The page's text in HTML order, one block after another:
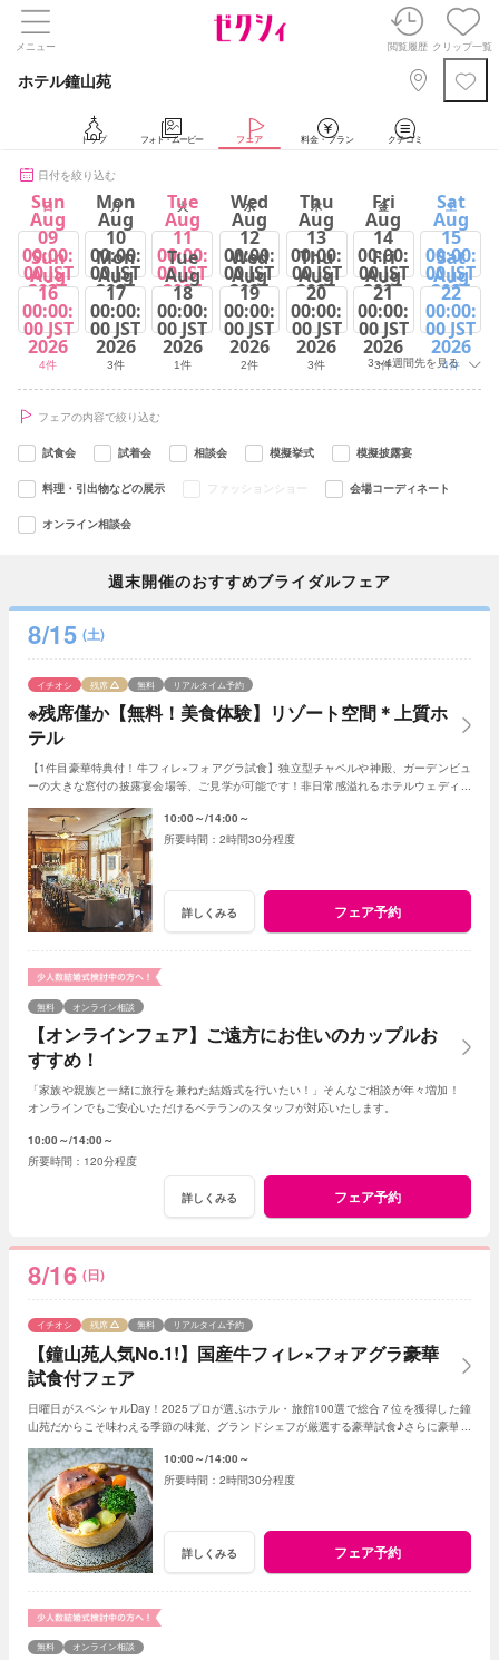
メニュー 閲覧履歴 クリップ一覧
ホテル鐘山苑
トップ フォト・ムービー フェア 料金・プラン クチコミ
日付を絞り込む
日 月 火 水 木 金 土
Sun
Aug
09
00:00:
00 JST
2026
4件
Mon
Aug
10
00:00:
00 JST
2026
3件
Tue
Aug
11
00:00:
00 JST
2026
4件
Wed
Aug
12
00:00:
00 JST
2026
2件
Thu
Aug
13
00:00:
00 JST
2026
3件
Fri
Aug
14
00:00:
00 JST
2026
3件
Sat
Aug
15
00:00:
00 JST
2026
4件
Sun
Aug
16
00:00:
00 JST
2026
4件
Mon
Aug
17
00:00:
00 JST
2026
3件
Tue
Aug
18
00:00:
00 JST
2026
1件
Wed
Aug
19
00:00:
00 JST
2026
2件
Thu
Aug
20
00:00:
00 JST
2026
3件
Fri
Aug
21
00:00:
00 JST
2026
3件
Sat
Aug
22
00:00:
00 JST
2026
4件
3～4週間先を見る
フェアの内容で絞り込む
試食会 試着会 相談会 模擬挙式 模擬披露宴
料理・引出物などの展示 ファッションショー 会場コーディネート
オンライン相談会
週末開催のおすすめブライダルフェア
8/15 (土)
※残席僅か【無料！美食体験】リゾート空間＊上質ホ
テル
イチオシ 残席 無料 リアルタイム予約
【1件目豪華特典付！牛フィレ×フォアグラ試食】独立型チャペルや神殿、ガーデンビュ
ーの大きな窓付の披露宴会場等、ご見学が可能です！非日常感溢れるホテルウェディン
10:00～ 14:00～
2時間30分程度
詳しくみる フェア予約
【オンラインフェア】ご遠方にお住いのカップルお
すすめ！
無料 オンライン相談
「家族や親族と一緒に旅行を兼ねた結婚式を行いたい！」そんなご相談が年々増加！
オンラインでもご安心いただけるベテランのスタッフが対応いたします。
10:00～ 14:00～
120分程度
詳しくみる フェア予約
8/16 (日)
【鐘山苑人気No.1!】国産牛フィレ×フォアグラ豪華
試食付フェア
イチオシ 残席 無料 リアルタイム予約
日曜日がスペシャルDay！2025プロが選ぶホテル・旅館100選で総合７位を獲得した鐘
山苑だからこそ味わえる季節の味覚、グランドシェフが厳選する豪華試食♪さらに豪華限
10:00～ 14:00～
2時間30分程度
詳しくみる フェア予約
無料 オンライン相談